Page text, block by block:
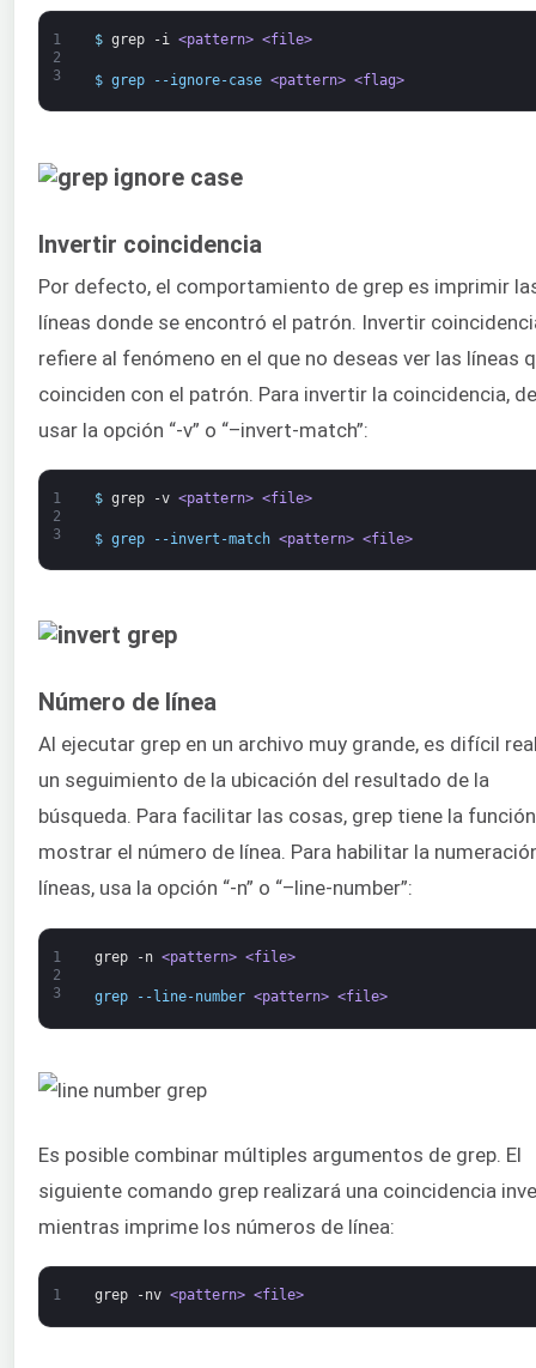
1
2
3
$ grep -i <pattern> <file>
$ grep --ignore-case <pattern> <flag>
Invertir coincidencia
Por defecto, el comportamiento de grep es imprimir
líneas donde se encontró el patrón. Invertir
refiere al fenómeno en el que no deseas ver las líneas
coinciden con el patrón. Para invertir la coincidencia,
usar la opción “-v” o “–invert-match”:
1
2
3
$ grep -v <pattern> <file>
$ grep --invert-match <pattern> <file>
Número de línea
Al ejecutar grep en un archivo muy grande, es difícil
un seguimiento de la ubicación del resultado de la
búsqueda. Para facilitar las cosas, grep tiene la
mostrar el número de línea. Para habilitar la
líneas, usa la opción “-n” o “–line-number”:
1
2
3
grep -n <pattern> <file>
grep --line-number <pattern> <file>
Es posible combinar múltiples argumentos de grep. El
siguiente comando grep realizará una coincidencia
mientras imprime los números de línea:
1 grep -nv <pattern> <file>